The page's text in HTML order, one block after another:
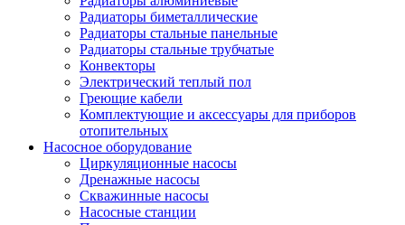
Радиаторы биметаллические
Радиаторы стальные панельные
Радиаторы стальные трубчатые
Конвекторы
Электрический теплый пол
Греющие кабели
Комплектующие и аксессуары для приборов
отопительных
Насосное оборудование
Циркуляционные насосы
Дренажные насосы
Скважинные насосы
Насосные станции